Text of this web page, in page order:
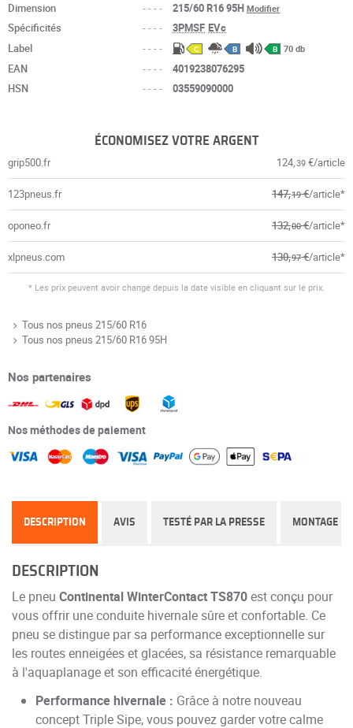
Dimension
---- 215/60 R16 95HModifier
Spécificités ---- 3PMSF EVc
Label
---- C B B 70 db
EAN ----
4019238076295
HSN
---- 03559090000
ÉCONOMISEZ VOTRE ARGENT
grip500.fr 124,39 €/article
123pneus.fr 147,19€/article*
oponeo.fr 132,00€/article*
xlpneus.com 130,97€/article*
* Les prix peuvent avoir changé depuis la date visible en cliquant sur le prix.
Tous nos pneus 215/60 R16
Tous nos pneus 215/60 R16 95H
Nos partenaires
Nos méthodes de paiement
DESCRIPTION AVIS TESTÉ PAR LA PRESSE MONTAGE
DESCRIPTION
Le pneu Continental WinterContact TS870est conçu pour
vous offrir une conduite hivernale sûre et confortable. Ce
pneu se distingue par sa performance exceptionnelle sur
les routes enneigées et glacées, sa résistance remarquable
à l'aquaplanage et son efficacité énergétique.
Performance hivernale : Grâce à notre nouveau
concept Triple Sipe, vous pouvez garder votre calme